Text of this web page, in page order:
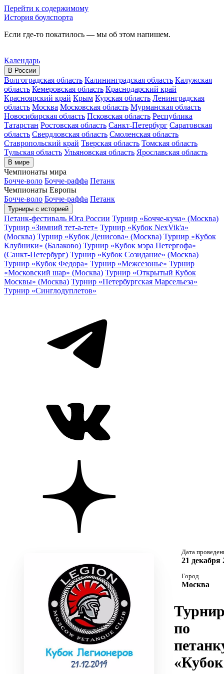
Перейти к содержимому
История боулспорта
Если где-то покатилось — мы об этом напишем.
Календарь
В России
Волгоградская область Калининградская область Калужская
область Кемеровская область Краснодарский край
Красноярский край Крым Курская область Ленинградская
область Москва Московская область Мурманская область
Новосибирская область Псковская область Республика
Татарстан Ростовская область Санкт-Петербург Саратовская
область Свердловская область Смоленская область
Ставропольский край Тверская область Томская область
Тульская область Ульяновская область Ярославская область
В мире
Чемпионаты мира
Бочче-воло Бочче-раффа Петанк
Чемпионаты Европы
Бочче-воло Бочче-раффа Петанк
Турниры с историей
Петанк-фестиваль Юга России Турнир «Бочче-куча» (Москва)
Турнир «Зимний тет-а-тет» Турнир «Кубок NexVik'a»
(Москва) Турнир «Кубок Денисова» (Москва) Турнир «Кубок
Клубники» (Балаково) Турнир «Кубок мэра Петергофа»
(Санкт-Петербург) Турнир «Кубок Созидание» (Москва)
Турнир «Кубок Федора» Турнир «Межсезонье» Турнир
«Московский шар» (Москва) Турнир «Открытый Кубок
Москвы» (Москва) Турнир «Петербургская Марсельеза»
Турнир «Синглодуплетов»
Дата
21 декабря
Город
Москва
по
«Кубок